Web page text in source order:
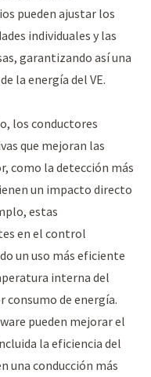
pueden ajustar los
individuales y las
garantizando así una
la energía del VE.
los conductores
que mejoran las
como la detección más
un impacto directo
estas
en el control
un uso más eficiente
interna del
consumo de energía.
pueden mejorar el
la eficiencia del
una conducción más